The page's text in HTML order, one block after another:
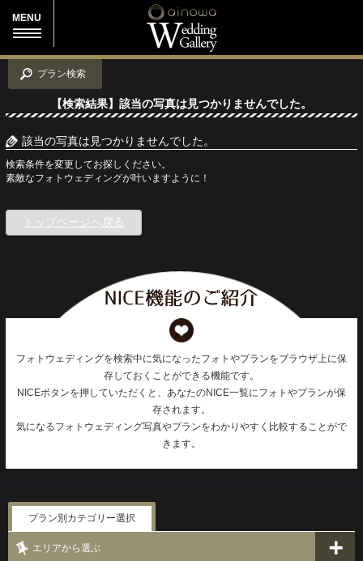
MENU
プラン検索
【検索結果】該当の写真は見つかりませんでした。
該当の写真は見つかりませんでした。
検索条件を変更してお探しください。
素敵なフォトウェディングが叶いますように！
トップページへ戻る
フォトウェディングを検索中に気になったフォトやプランをブラウザ上に保
存しておくことができる機能です。
NICEボタンを押していただくと、あなたのNICE一覧にフォトやプランが保
存されます。
気になるフォトウェディング写真やプランをわかりやすく比較することがで
きます。
プラン別カテゴリー選択
エリアから選ぶ